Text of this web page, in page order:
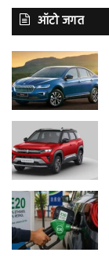
ऑटो जगत